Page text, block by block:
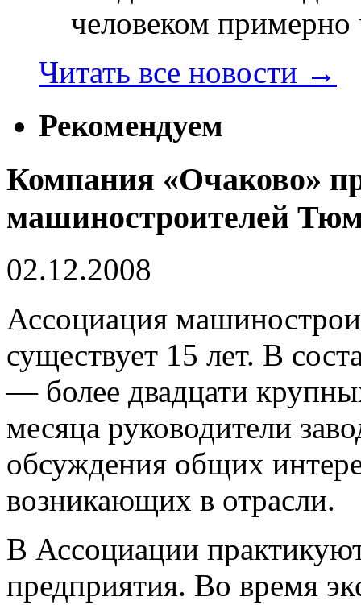
человеком примерно
Читать все новости →
Рекомендуем
Компания «Очаково»
машиностроителей
02.12.2008
Ассоциация
существует 15 лет. В
— более двадцати
месяца руководители
обсуждения общих
возникающих в отрасли.
В Ассоциации
предприятия. Во время